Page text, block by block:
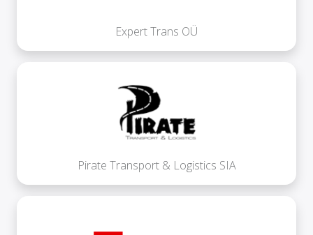
Expert Trans OÜ
Pirate Transport & Logistics SIA